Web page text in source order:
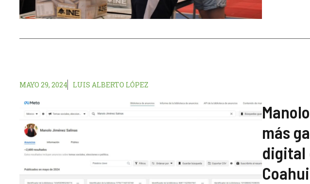
MAYO 29, 2024 LUIS ALBERTO LÓPEZ
más
digital